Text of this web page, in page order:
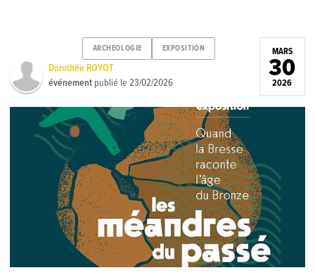
ARCHEOLOGIE EXPOSITION
Dorothée ROYOT
événement publié le23/02/2026
MARS
30
2026